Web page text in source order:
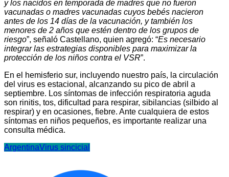
y los nacidos en temporada de madres que no fueron
vacunadas o madres vacunadas cuyos bebés nacieron
antes de los 14 días de la vacunación, y también los
menores de 2 años que estén dentro de los grupos de
riesgo”, señaló Castellano, quien agregó: “Es necesario
integrar las estrategias disponibles para maximizar la
protección de los niños contra el VSR”.
En el hemisferio sur, incluyendo nuestro país, la circulación
del virus es estacional, alcanzando su pico de abril a
septiembre. Los síntomas de infección respiratoria aguda
son rinitis, tos, dificultad para respirar, sibilancias (silbido al
respirar) y en ocasiones, fiebre. Ante cualquiera de estos
síntomas en niños pequeños, es importante realizar una
consulta médica.
ArgentinaVirus sincicial